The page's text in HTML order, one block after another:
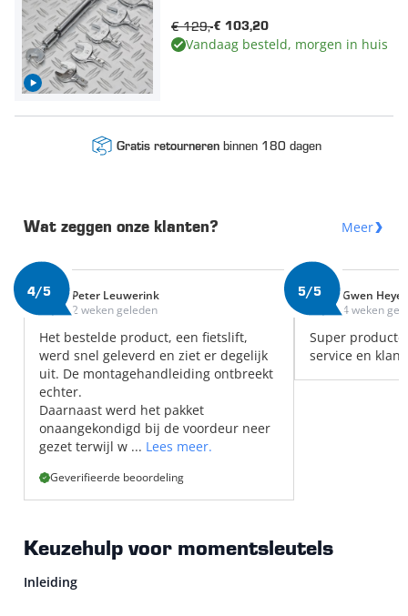
€ 103,20
€ 129,-
Vandaag besteld, morgen in huis
Gratis retournerenbinnen 180 dagen
Wat zeggen onze klanten? Meer
4/5
Peter Leuwerink
2 weken geleden
Het bestelde product, een fietslift,
werd snel geleverd en ziet er degelijk
uit. De montagehandleiding ontbreekt
echter.
Daarnaast werd het pakket
onaangekondigd bij de voordeur neer
gezet terwijl w ... Lees meer.
Geverifieerde beoordeling
5/5
Gwen Heye
4 weken
Super
service en
Keuzehulp voor momentsleutels
Inleiding